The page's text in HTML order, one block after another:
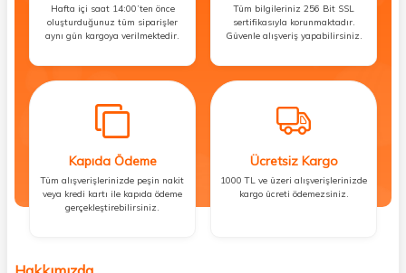
Hafta içi saat 14:00’ten önce
oluşturduğunuz tüm siparişler
aynı gün kargoya verilmektedir.
Tüm bilgileriniz 256 Bit SSL
sertifikasıyla korunmaktadır.
Güvenle alışveriş yapabilirsiniz.
Kapıda Ödeme
Tüm alışverişlerinizde peşin nakit
veya kredi kartı ile kapıda ödeme
gerçekleştirebilirsiniz.
Ücretsiz Kargo
1000 TL ve üzeri alışverişlerinizde
kargo ücreti ödemezsiniz.